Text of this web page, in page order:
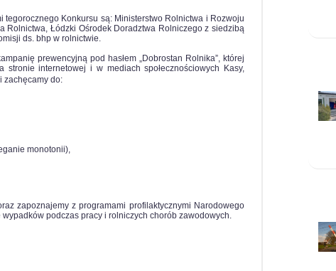
tegorocznego Konkursu są: Ministerstwo Rolnictwa i Rozwoju
Rolnictwa, Łódzki Ośrodek Doradztwa Rolniczego z siedzibą
ds. bhp w rolnictwie.
prewencyjną pod hasłem „Dobrostan Rolnika”, której
internetowej i w mediach społecznościowych Kasy,
zachęcamy do:
monotonii),
zapoznajemy z programami profilaktycznymi Narodowego
podczas pracy i rolniczych chorób zawodowych.